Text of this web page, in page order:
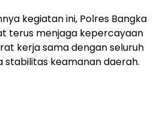
kegiatan ini, Polres Bangka
terus menjaga kepercayaan
kerja sama dengan seluruh
stabilitas keamanan daerah.